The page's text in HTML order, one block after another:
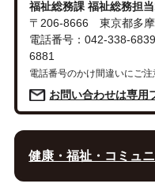
福祉総務課 福祉総務担
〒206-8666 東京都多
電話番号：042-338-
6881
電話番号のかけ間違いにご
お問い合わせは専用
健康・福祉・コミュ